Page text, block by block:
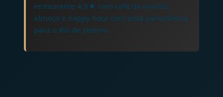
restaurante 4,8★ com café da manhã,
almoço e happy hour com vista panorâmica
para o Rio de Janeiro.